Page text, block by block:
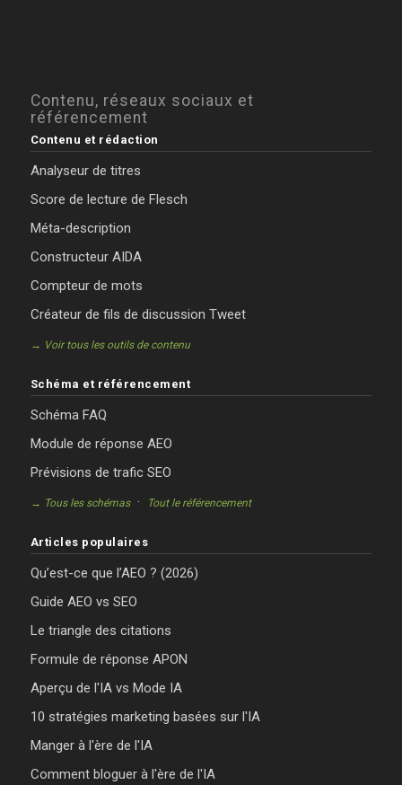
Contenu, réseaux sociaux et
référencement
Contenu et rédaction
Analyseur de titres
Score de lecture de Flesch
Méta-description
Constructeur AIDA
Compteur de mots
Créateur de fils de discussion Tweet
→ Voir tous les outils de contenu
Schéma et référencement
Schéma FAQ
Module de réponse AEO
Prévisions de trafic SEO
→ Tous les schémas· Tout le référencement
Articles populaires
Qu’est-ce que l’AEO ? (2026)
Guide AEO vs SEO
Le triangle des citations
Formule de réponse APON
Aperçu de l'IA vs Mode IA
10 stratégies marketing basées sur l'IA
Manger à l'ère de l'IA
Comment bloguer à l'ère de l'IA